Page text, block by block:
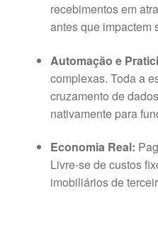
recebimentos em
antes que impactem
Automação e
complexas. Toda a
cruzamento de
nativamente para
Economia Real:
Livre-se de custos
imobiliários de